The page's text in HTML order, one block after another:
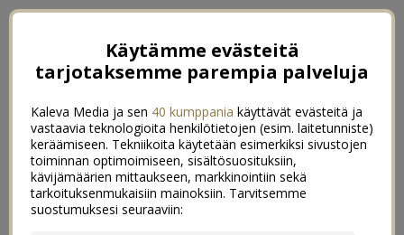
Käytämme evästeitä
tarjotaksemme parempia palveluja
Kaleva Media ja sen 40 kumppania käyttävät evästeitä ja
vastaavia teknologioita henkilötietojen (esim. laitetunniste)
keräämiseen. Tekniikoita käytetään esimerkiksi sivustojen
toiminnan optimoimiseen, sisältösuosituksiin,
kävijämäärien mittaukseen, markkinointiin sekä
tarkoituksenmukaisiin mainoksiin. Tarvitsemme
suostumuksesi seuraaviin: